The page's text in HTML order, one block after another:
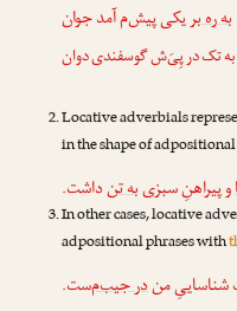
به ره بریکی پیش‌م آمد جوان
به تک در پِیَ‌ش گوسفندی دوان
Locative adverbials
in the shape of
و پیراهنِ سبزیبه تنداشت.
In other cases, locative
adpositional phrases with
شناساییِ مندر جیب‌م‌ست.